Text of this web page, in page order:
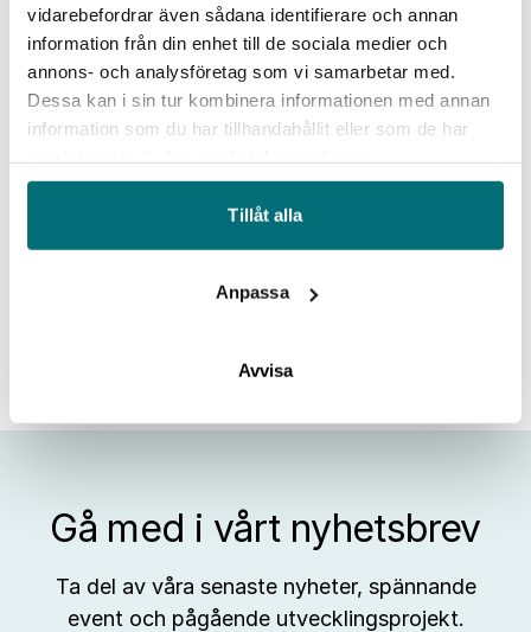
vidarebefordrar även sådana identifierare och annan
information från din enhet till de sociala medier och
annons- och analysföretag som vi samarbetar med.
Dessa kan i sin tur kombinera informationen med annan
information som du har tillhandahållit eller som de har
Tillåt alla
Anpassa
Avvisa
Liknande event Alla event
Gå med i vårt nyhetsbrev
Ta del av våra senaste nyheter, spännande
event och pågående utvecklingsprojekt.